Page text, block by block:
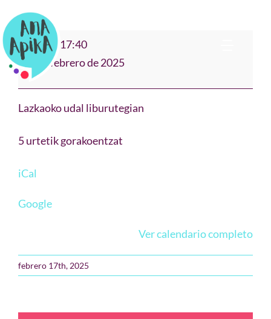
al
contenido
Bio
"AMONAREN
KONTUAK"
16:40 – 17:40
21 de febrero de 2025
Lazkaoko udal liburutegian
5 urtetik gorakoentzat
iCal
Google
Ver calendario completo
febrero 17th, 2025